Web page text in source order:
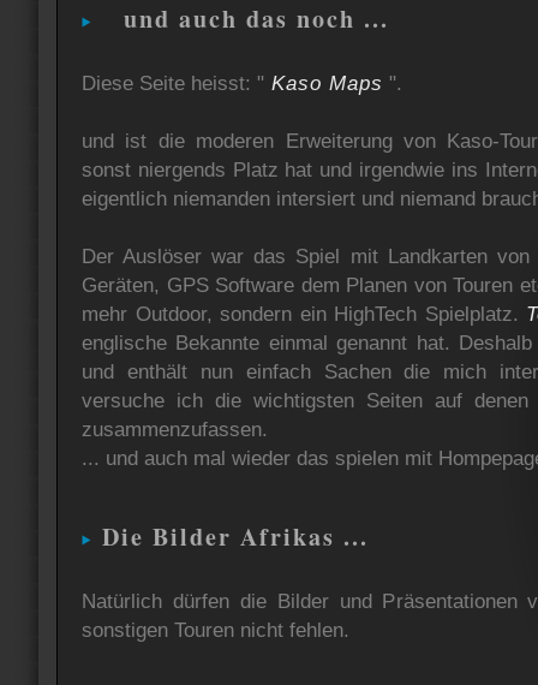
und auch das noch ...
Diese Seite heisst: " Kaso Maps ".
und ist die moderen Erweiterung von Kaso-
sonst niergends Platz hat und irgendwie ins
eigentlich niemanden intersiert und niemand
Der Auslöser war das Spiel mit Landkarten von
Geräten, GPS Software dem Planen von Touren
mehr Outdoor, sondern ein HighTech Spielplatz.
englische Bekannte einmal genannt hat.
und enthält nun einfach Sachen die mich
versuche ich die wichtigsten Seiten auf
zusammenzufassen.
... und auch mal wieder das spielen mit
Die Bilder Afrikas ...
Natürlich dürfen die Bilder und Präsentationen
sonstigen Touren nicht fehlen.